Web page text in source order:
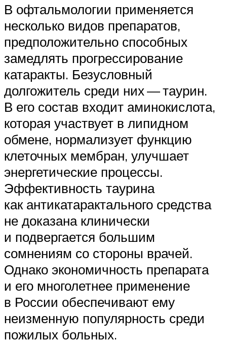
В офтальмологии применяется
несколько видов препаратов,
предположительно способных
замедлять прогрессирование
катаракты. Безусловный
долгожитель среди них — таурин.
В его состав входит аминокислота,
которая участвует в липидном
обмене, нормализует функцию
клеточных мембран, улучшает
энергетические процессы.
Эффективность таурина
как антикатарактального средства
не доказана клинически
и подвергается большим
сомнениям со стороны врачей.
Однако экономичность препарата
и его многолетнее применение
в России обеспечивают ему
неизменную популярность среди
пожилых ­больных.